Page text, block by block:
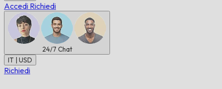
Accedi Richiedi
24/7 Chat
IT | USD
Richiedi